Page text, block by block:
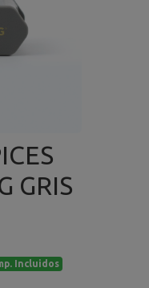
GRIS
Incluidos